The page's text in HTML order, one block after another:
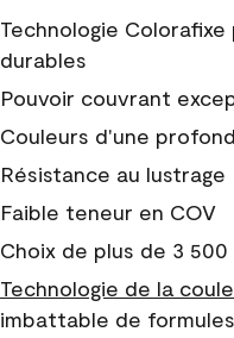
Technologie
durables
Pouvoir couvrant
Couleurs d'une
Résistance au lustrage
Faible teneur en COV
Choix de plus de 3
Technologie de la
imbattable de